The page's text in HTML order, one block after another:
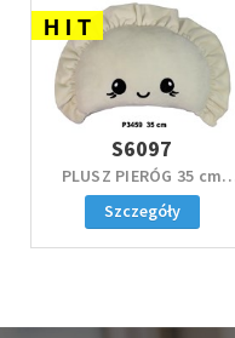
H I T
S6097
PLUSZ PIERÓG 35 cm
kremowy
Szczegóły